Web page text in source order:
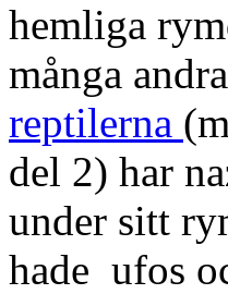
hemliga
många
reptilerna
del 2) har
under sitt
hade ufos